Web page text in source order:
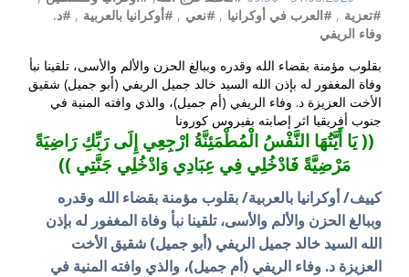
#تعزية , #العرب في أوكرانيا , #نعي , #أوكرانيا بالعربية , #د.
وفاء الريفي
بقلوب مؤمنة بقضاء الله وقدره وببالغ الحزن والألم والأسى، تلقينا نبأ
وفاة المغفور له بإذن الله السيد خالد جميل الريفي (أبو جميل) شقيق
الأخت العزيزة د. وفاء الريفي (أم جميل)، والذي وافته المنية في
جنوب أفريقيا اثر إصابته بفيروس كورونا
(( يَا أَيَّتُهَا النَّفْسُ الْمُطْمَئِنَّةُ ارْجِعِي إِلَى رَبِّكِ رَاضِيَةً
مَرْضِيَّةً فَادْخُلِي فِي عِبَادِي وَادْخُلِي جَنَّتِي ))
كييف/ أوكرانيا بالعربية/ بقلوب مؤمنة بقضاء الله وقدره
وببالغ الحزن والألم والأسى، تلقينا نبأ وفاة المغفور له بإذن
الله السيد خالد جميل الريفي (أبو جميل) شقيق الأخت
العزيزة د. وفاء الريفي (أم جميل)، والذي وافته المنية في